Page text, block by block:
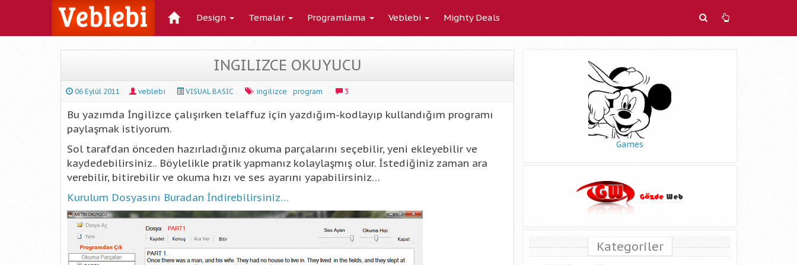
Design Temalar Programlama Veblebi Mighty Deals
INGILIZCE OKUYUCU
06 Eylül 2011 veblebi VISUAL BASIC ingilizce program 3
Bu yazımda İngilizce çalışırken telaffuz için yazdığım-kodlayıp kullandığım programı
paylaşmak istiyorum.
Sol tarafdan önceden hazırladığınız okuma parçalarını seçebilir, yeni ekleyebilir ve
kaydedebilirsiniz.. Böylelikle pratik yapmanız kolaylaşmış olur. İstediğiniz zaman ara
verebilir, bitirebilir ve okuma hızı ve ses ayarını yapabilirsiniz…
Kurulum Dosyasını Buradan İndirebilirsiniz…
Games
Kategoriler